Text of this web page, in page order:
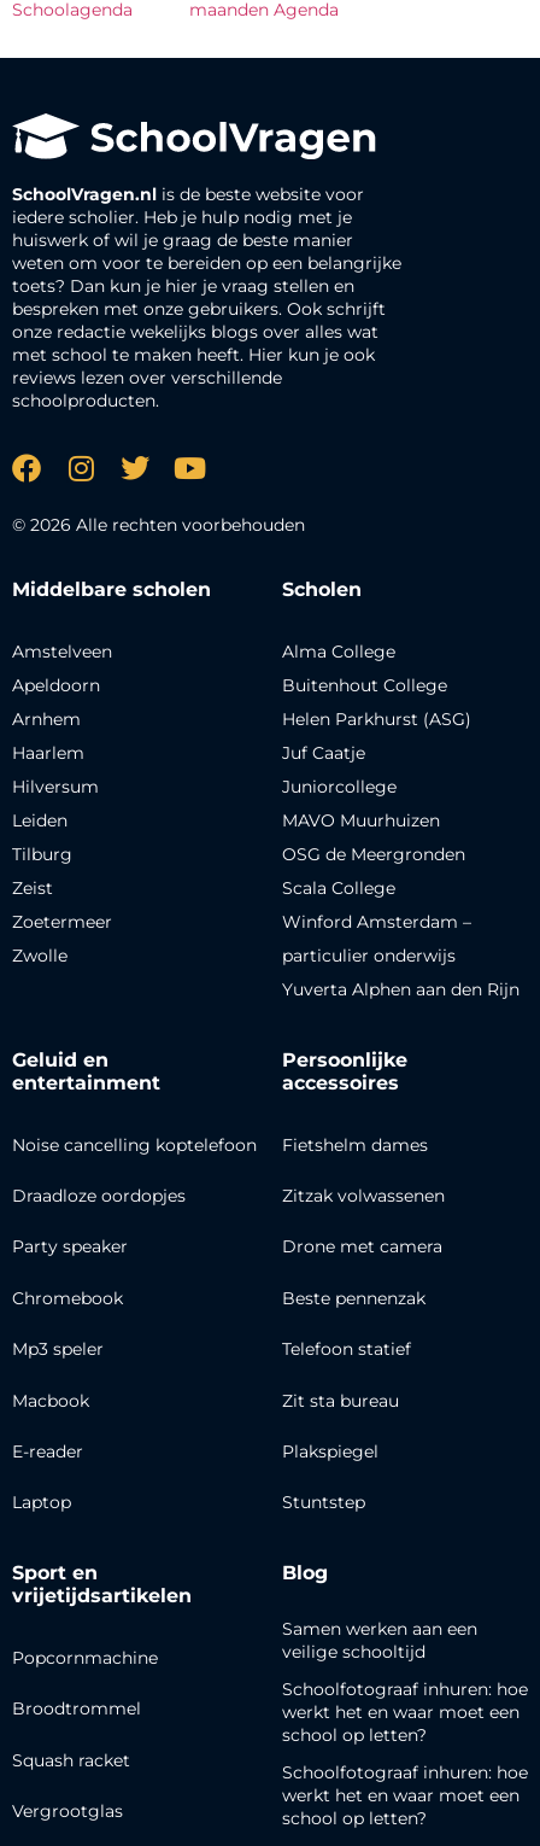
Schoolagenda
maanden Agenda
SchoolVragen.nl is de beste website voor
iedere scholier. Heb je hulp nodig met je
huiswerk of wil je graag de beste manier
weten om voor te bereiden op een belangrijke
toets? Dan kun je hier je vraag stellen en
bespreken met onze gebruikers. Ook schrijft
onze redactie wekelijks blogs over alles wat
met school te maken heeft. Hier kun je ook
reviews lezen over verschillende
schoolproducten.
© 2026 Alle rechten voorbehouden
Middelbare scholen
Amstelveen
Apeldoorn
Arnhem
Haarlem
Hilversum
Leiden
Tilburg
Zeist
Zoetermeer
Zwolle
Scholen
Alma College
Buitenhout College
Helen Parkhurst (ASG)
Juf Caatje
Juniorcollege
MAVO Muurhuizen
OSG de Meergronden
Scala College
Winford Amsterdam –
particulier onderwijs
Yuverta Alphen aan den Rijn
Geluid en
entertainment
Noise cancelling koptelefoon
Draadloze oordopjes
Party speaker
Chromebook
Mp3 speler
Macbook
E-reader
Laptop
Persoonlijke
accessoires
Fietshelm dames
Zitzak volwassenen
Drone met camera
Beste pennenzak
Telefoon statief
Zit sta bureau
Plakspiegel
Stuntstep
Sport en
vrijetijdsartikelen
Popcornmachine
Broodtrommel
Squash racket
Vergrootglas
Blog
Samen werken aan een
veilige schooltijd
Schoolfotograaf inhuren: hoe
werkt het en waar moet een
school op letten?
Schoolfotograaf inhuren: hoe
werkt het en waar moet een
school op letten?